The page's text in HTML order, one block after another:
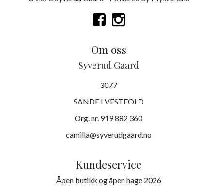
Om oss
Syverud Gaard
3077
SANDE I VESTFOLD
Org. nr. 919 882 360
camilla@syverudgaard.no
Kundeservice
Åpen butikk og åpen hage 2026